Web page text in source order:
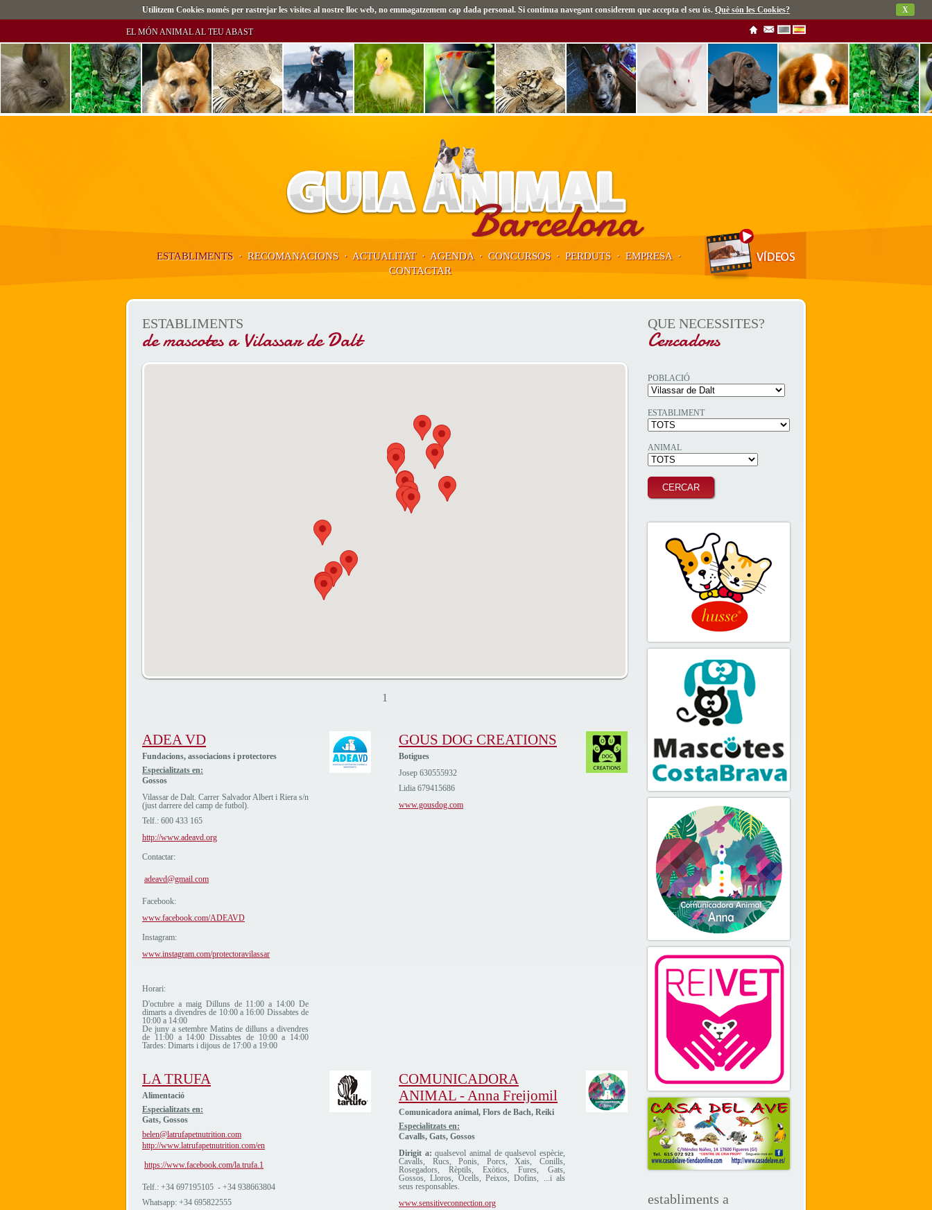
Utilitzem Cookies només per rastrejar les visites al nostre lloc web, no emmagatzemem cap dada personal. Si continua navegant considerem que accepta el seu ús. X
Què són les Cookies?
EL MÓN ANIMAL AL TEU ABAST
ESTABLIMENTS· RECOMANACIONS· ACTUALITAT· AGENDA · CONCURSOS· PERDUTS · EMPRESA ·
CONTACTAR
ESTABLIMENTS
de mascotes a Vilassar de Dalt
1
ADEA VD
Fundacions, associacions i protectores
Especialitzats en:
Gossos
Vilassar de Dalt. Carrer Salvador Albert i Riera s/n
(just darrere del camp de futbol).
Telf.: 600 433 165
http://www.adeavd.org
Contactar:
adeavd@gmail.com
Facebook:
www.facebook.com/ADEAVD
Instagram:
www.instagram.com/protectoravilassar
Horari:
D'octubre a maig Dilluns de 11:00 a 14:00 De
dimarts a divendres de 10:00 a 16:00 Dissabtes de
10:00 a 14:00
De juny a setembre Matins de dilluns a divendres
de 11:00 a 14:00 Dissabtes de 10:00 a 14:00
Tardes: Dimarts i dijous de 17:00 a 19:00
GOUS DOG CREATIONS
Botigues
Josep 630555932
Lidia 679415686
www.gousdog.com
LA TRUFA
Alimentació
Especialitzats en:
Gats, Gossos
belen@latrufapetnutrition.com
http://www.latrufapetnutrition.com/en
https://www.facebook.com/la.trufa.1
Telf.: +34 697195105 - +34 938663804
Whatsapp: +34 695822555
COMUNICADORA
ANIMAL - Anna Freijomil
Comunicadora animal, Flors de Bach, Reiki
Especialitzats en:
Cavalls, Gats, Gossos
Dirigit a: qualsevol animal de qualsevol espècie,
Cavalls, Rucs, Ponis, Porcs, Xais, Conills,
Rosegadors, Rèptils, Exòtics, Fures, Gats,
Gossos, Lloros, Ocells, Peixos, Dofins, ...i als
seus responsables.
www.sensitiveconnection.org
QUE NECESSITES?
Cercadors
POBLACIÓ
ESTABLIMENT
ANIMAL
establiments a